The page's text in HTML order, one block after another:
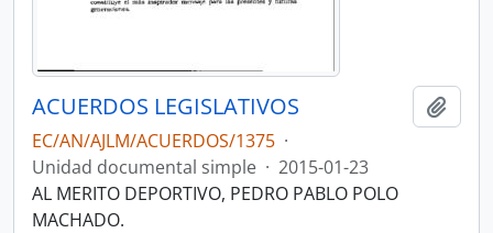
ACUERDOS LEGISLATIVOS
EC/AN/AJLM/ACUERDOS/1375 ·
Unidad documental simple · 2015-01-23
AL MERITO DEPORTIVO, PEDRO PABLO POLO
MACHADO.